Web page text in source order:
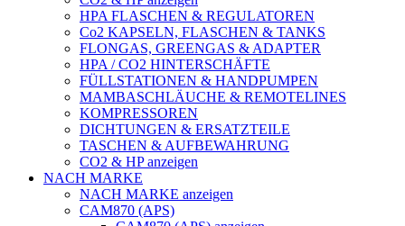
HPA FLASCHEN & REGULATOREN
Co2 KAPSELN, FLASCHEN & TANKS
FLONGAS, GREENGAS & ADAPTER
HPA / CO2 HINTERSCHÄFTE
FÜLLSTATIONEN & HANDPUMPEN
MAMBASCHLÄUCHE & REMOTELINES
KOMPRESSOREN
DICHTUNGEN & ERSATZTEILE
TASCHEN & AUFBEWAHRUNG
CO2 & HP anzeigen
NACH MARKE
NACH MARKE anzeigen
CAM870 (APS)